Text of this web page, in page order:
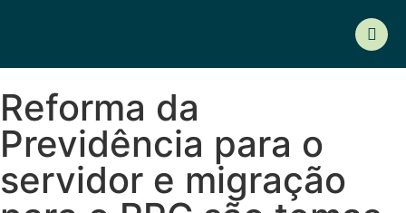
Reforma da
Previdência para o
servidor e migração